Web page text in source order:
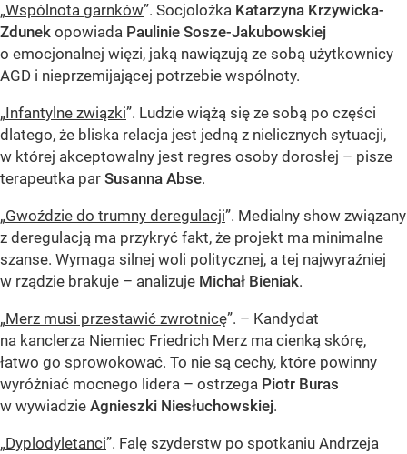
„Wspólnota garnków”. Socjolożka Katarzyna Krzywicka-
Zdunek opowiada Paulinie Sosze-Jakubowskiej
o emocjonalnej więzi, jaką nawiązują ze sobą użytkownicy
AGD i nieprzemijającej potrzebie wspólnoty.
„Infantylne związki”. Ludzie wiążą się ze sobą po części
dlatego, że bliska relacja jest jedną z nielicznych sytuacji,
w której akceptowalny jest regres osoby dorosłej – pisze
terapeutka par Susanna Abse.
„Gwoździe do trumny deregulacji”. Medialny show związany
z deregulacją ma przykryć fakt, że projekt ma minimalne
szanse. Wymaga silnej woli politycznej, a tej najwyraźniej
w rządzie brakuje – analizuje Michał Bieniak.
„Merz musi przestawić zwrotnicę”. – Kandydat
na kanclerza Niemiec Friedrich Merz ma cienką skórę,
łatwo go sprowokować. To nie są cechy, które powinny
wyróżniać mocnego lidera – ostrzega Piotr Buras
w wywiadzie Agnieszki Niesłuchowskiej.
„Dyplodyletanci”. Falę szyderstw po spotkaniu Andrzeja